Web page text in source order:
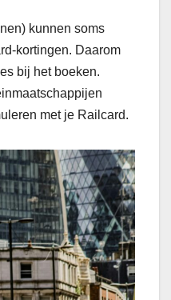
kunnen soms
kortingen. Daarom
bij het boeken.
met je Railcard.